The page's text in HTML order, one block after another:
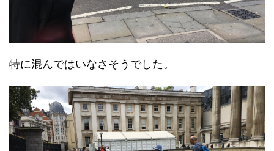
特に混んではいなさそうでした。